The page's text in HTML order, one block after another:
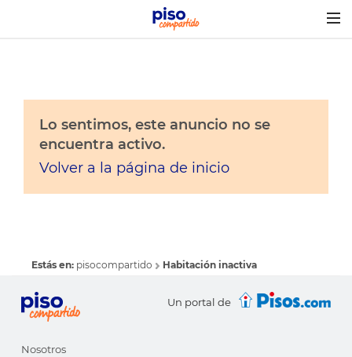
Lo sentimos, este anuncio no se
encuentra activo.
Volver a la página de inicio
Estás en: pisocompartido Habitación inactiva
Un portal de
Nosotros